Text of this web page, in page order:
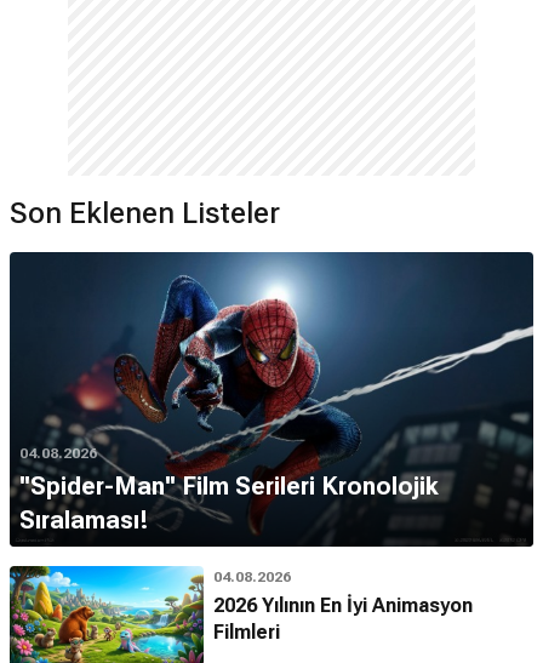
Son Eklenen Listeler
04.08.2026
''Spider-Man'' Film Serileri Kronolojik
Sıralaması!
04.08.2026
2026 Yılının En İyi Animasyon
Filmleri